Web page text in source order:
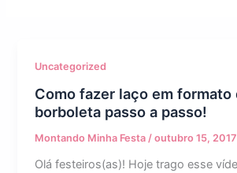
Uncategorized
Como fazer laço em formato
borboleta passo a passo!
Montando Minha Festa /outubro 15, 2017
Olá festeiros(as)! Hoje trago esse